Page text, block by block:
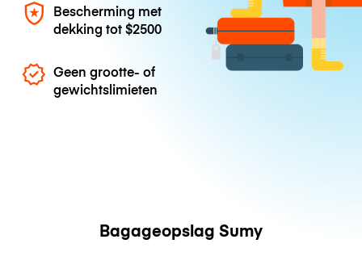
Bescherming met
dekking tot$2500
Geen grootte- of
gewichtslimieten
Bagageopslag Sumy